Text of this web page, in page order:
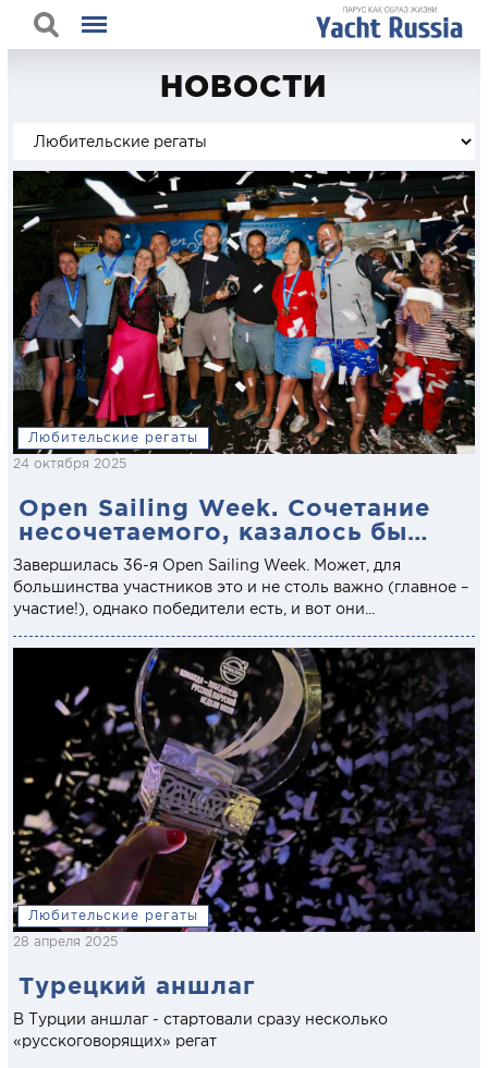
НОВОСТИ
Любительские регаты
24 октября 2025
Open Sailing Week. Сочетание
несочетаемого, казалось бы…
Завершилась 36-я Open Sailing Week. Может, для
большинства участников это и не столь важно (главное –
участие!), однако победители есть, и вот они...
Любительские регаты
28 апреля 2025
Турецкий аншлаг
В Турции аншлаг - стартовали сразу несколько
«русскоговорящих» регат